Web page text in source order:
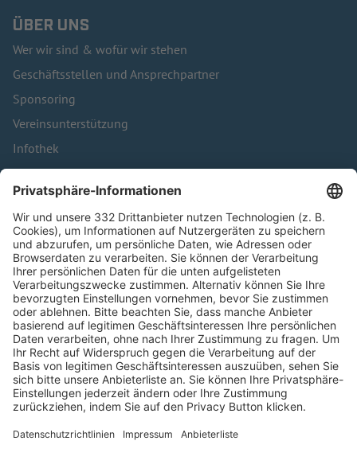
ÜBER UNS
Wer wir sind & wofür wir stehen
Geschäftsstellen und Ansprechpartner
Sponsoring
Vereinsunterstützung
Infothek
Kontakt
HÄUFIG BESUCHTE SEITEN
Pässe und Vereinswechsel
Trainerausbildung
Schulungsangebot Vereinsmitarbeiter
BFV-Geschäftsstellen
Trainerbörse
Login SpielPlus
FOLGE DEM BFV